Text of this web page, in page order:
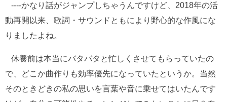
----かなり話がジャンプしちゃうんですけど、2018年の活
動再開以来、歌詞・サウンドともにより野心的な作風にな
りましたよね。
休養前は本当にバタバタと忙しくさせてもらっていたの
で、どこか曲作りも効率優先になっていたというか。当然
そのときどきの私の思いを言葉や音に乗せてはいたんです